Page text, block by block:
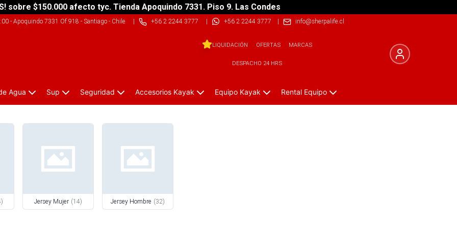
sobre $150.000 afecto tyc. Tienda Apoquindo 7331. Piso 9. Las Condes
- Apoquindo 7331 Of 918 - Santiago - Chile| +56 2 2244 3777 | +56 2 2244 3777 | info@sherpalife.cl
LIQUIDACIÓN OFERTAS MARCAS
DESPACHO 24 HRS
Agua Sup Seguridad Accesorios Kayak Equipo Kayak Rental Equipo
) Jersey Mujer (14) Jersey Hombre (32)